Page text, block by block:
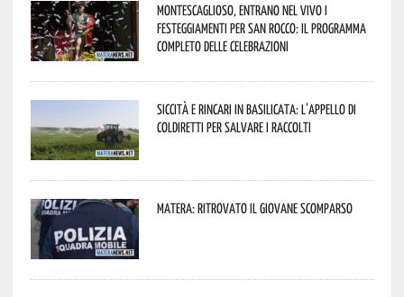
Montescaglioso, entrano nel vivo i
festeggiamenti per San Rocco: il programma
completo delle celebrazioni
Siccità e rincari in Basilicata: l’appello di
Coldiretti per salvare i raccolti
Matera: ritrovato il giovane scomparso